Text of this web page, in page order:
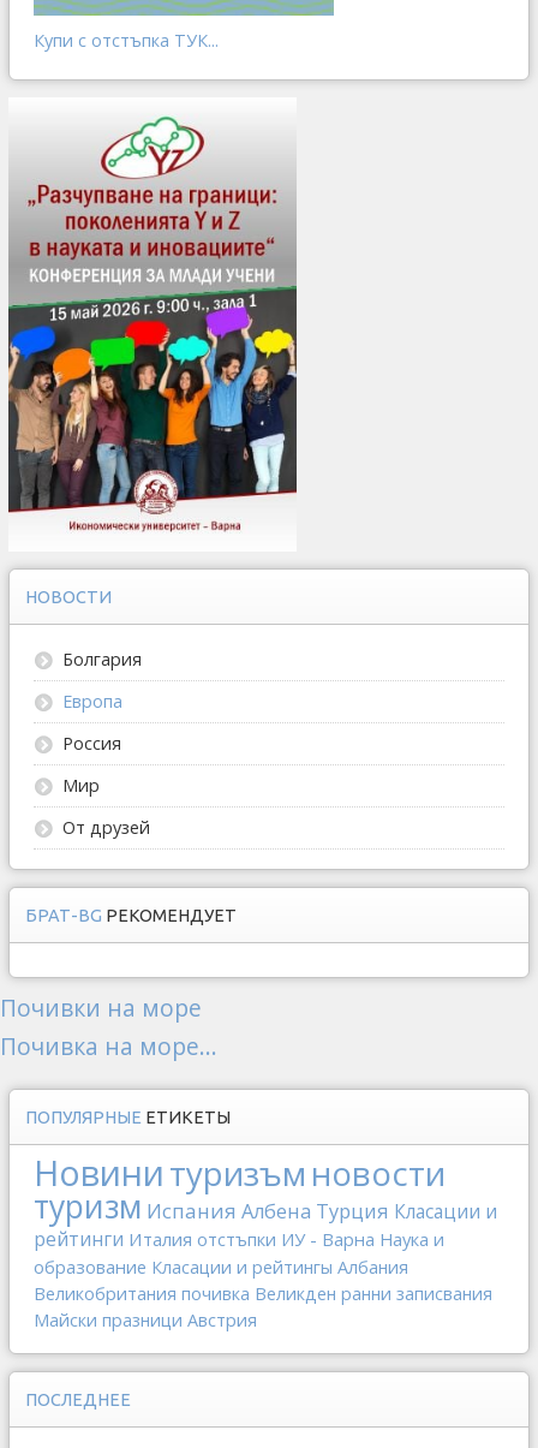
Купи с отстъпка ТУК...
НОВОСТИ
Болгария
Европа
Россия
Мир
От друзей
БРАТ-BG РЕКОМЕНДУЕТ
Почивки на море
Почивка на море...
ПОПУЛЯРНЫЕ ЕТИКЕТЫ
Новинитуризъм новости
туризм Испания Албена Турция Класации и
рейтинги Италия отстъпки ИУ - Варна Наука и
образование Класации и рейтингы Албания
Великобритания почивка Великден ранни записвания
Майски празници Австрия
ПОСЛЕДНЕЕ